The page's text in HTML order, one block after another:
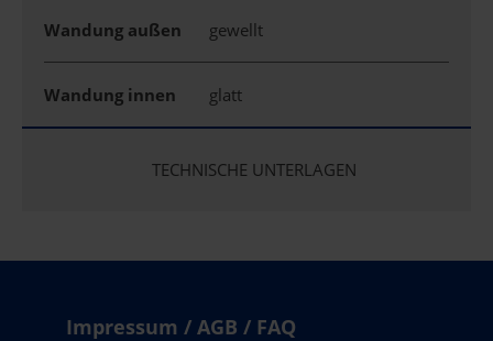
Wandung außen gewellt
Wandung innen glatt
TECHNISCHE UNTERLAGEN
Impressum / AGB / FAQ